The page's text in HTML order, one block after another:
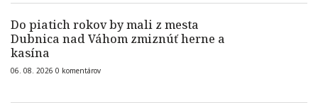
Do piatich rokov by mali z mesta
Dubnica nad Váhom zmiznúť herne a
kasína
06. 08. 2026 0 komentárov